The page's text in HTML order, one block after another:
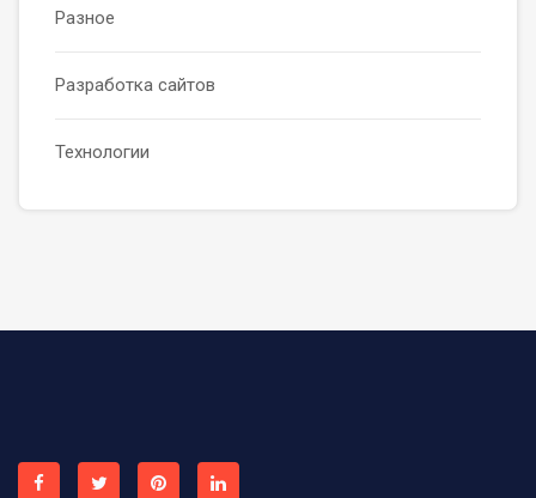
Разное
Разработка сайтов
Технологии